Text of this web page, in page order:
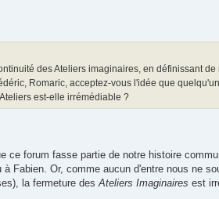
des Ateliers imaginaires, en définissant
Romaric, acceptez-vous l'idée que
est-elle irrémédiable ?
ce forum fasse partie de notre histoire
à Fabien. Or, comme aucun d'entre nous ne
la fermeture des Ateliers Imaginaires est